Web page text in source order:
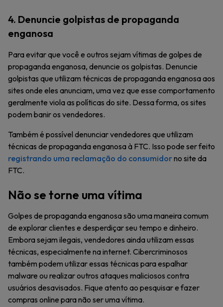
4. Denuncie golpistas de propaganda
enganosa
Para evitar que você e outros sejam vítimas de golpes de
propaganda enganosa, denuncie os golpistas. Denuncie
golpistas que utilizam técnicas de propaganda enganosa aos
sites onde eles anunciam, uma vez que esse comportamento
geralmente viola as políticas do site. Dessa forma, os sites
podem banir os vendedores.
Também é possível denunciar vendedores que utilizam
técnicas de propaganda enganosa à FTC. Isso pode ser feito
registrando uma reclamação do consumidorno site da
FTC.
Não se torne uma vítima
Golpes de propaganda enganosa são uma maneira comum
de explorar clientes e desperdiçar seu tempo e dinheiro.
Embora sejam ilegais, vendedores ainda utilizam essas
técnicas, especialmente na internet. Cibercriminosos
também podem utilizar essas técnicas para espalhar
malware ou realizar outros ataques maliciosos contra
usuários desavisados. Fique atento ao pesquisar e fazer
compras online para não ser uma vítima.